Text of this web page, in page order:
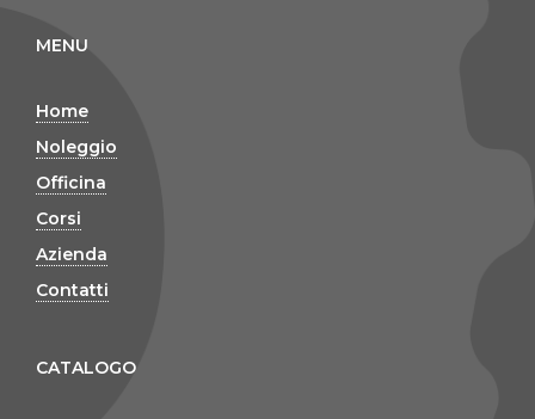
MENU
Home
Noleggio
Officina
Corsi
Azienda
Contatti
CATALOGO